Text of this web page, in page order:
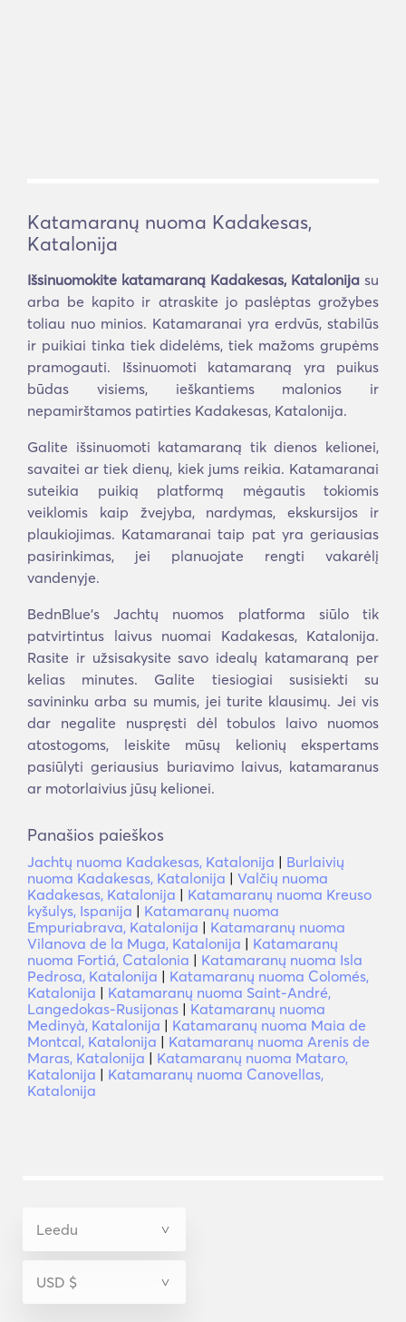
Katamaranų nuoma Kadakesas,
Katalonija
Išsinuomokite katamaraną Kadakesas, Katalonija su
arba be kapito ir atraskite jo paslėptas grožybes
toliau nuo minios. Katamaranai yra erdvūs, stabilūs
ir puikiai tinka tiek didelėms, tiek mažoms grupėms
pramogauti. Išsinuomoti katamaraną yra puikus
būdas visiems, ieškantiems malonios ir
nepamirštamos patirties Kadakesas, Katalonija.
Galite išsinuomoti katamaraną tik dienos kelionei,
savaitei ar tiek dienų, kiek jums reikia. Katamaranai
suteikia puikią platformą mėgautis tokiomis
veiklomis kaip žvejyba, nardymas, ekskursijos ir
plaukiojimas. Katamaranai taip pat yra geriausias
pasirinkimas, jei planuojate rengti vakarėlį
vandenyje.
BednBlue's Jachtų nuomos platforma siūlo tik
patvirtintus laivus nuomai Kadakesas, Katalonija.
Rasite ir užsisakysite savo idealų katamaraną per
kelias minutes. Galite tiesiogiai susisiekti su
savininku arba su mumis, jei turite klausimų. Jei vis
dar negalite nuspręsti dėl tobulos laivo nuomos
atostogoms, leiskite mūsų kelionių ekspertams
pasiūlyti geriausius buriavimo laivus, katamaranus
ar motorlaivius jūsų kelionei.
Panašios paieškos
Jachtų nuoma Kadakesas, Katalonija | Burlaivių
nuoma Kadakesas, Katalonija | Valčių nuoma
Kadakesas, Katalonija | Katamaranų nuoma Kreuso
kyšulys, Ispanija | Katamaranų nuoma
Empuriabrava, Katalonija | Katamaranų nuoma
Vilanova de la Muga, Katalonija | Katamaranų
nuoma Fortiá, Catalonia | Katamaranų nuoma Isla
Pedrosa, Katalonija | Katamaranų nuoma Colomés,
Katalonija | Katamaranų nuoma Saint-André,
Langedokas-Rusijonas | Katamaranų nuoma
Medinyà, Katalonija | Katamaranų nuoma Maia de
Montcal, Katalonija | Katamaranų nuoma Arenis de
Maras, Katalonija | Katamaranų nuoma Mataro,
Katalonija | Katamaranų nuoma Canovellas,
Katalonija